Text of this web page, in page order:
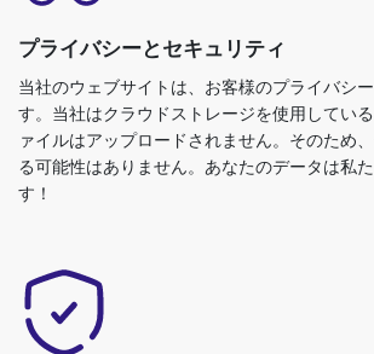
プライバシーとセキュリティ
当社のウェブサイトは、お客様のプライバシ
す。当社はクラウドストレージを使用してい
ァイルはアップロードされません。そのため
る可能性はありません。あなたのデータは私
す！